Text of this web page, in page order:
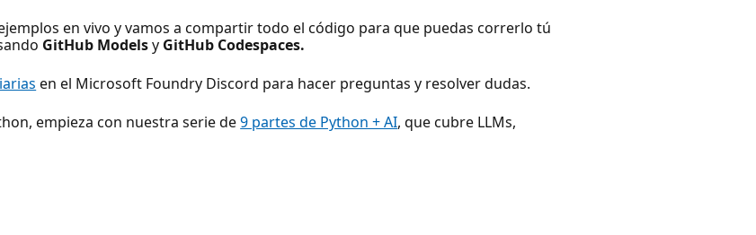
en vivo y vamos a compartir todo el código para que puedas correrlo tú
GitHub Modelsy GitHub Codespaces.
en el Microsoft Foundry Discord para hacer preguntas y resolver dudas.
empieza con nuestra serie de9 partes de Python + AI, que cubre LLMs,